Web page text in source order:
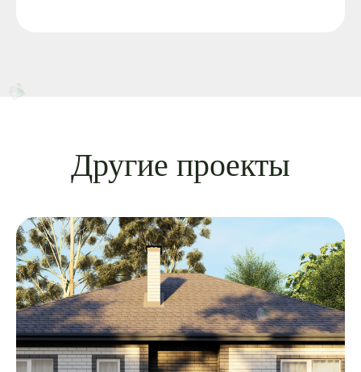
Другие проекты
8 (3452) 977-077
NOVOTUNEVO@MAIL.RU